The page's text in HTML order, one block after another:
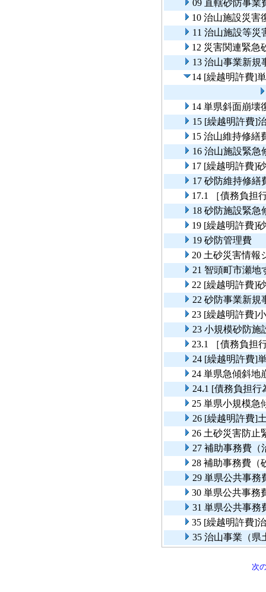
09 直轄砂防事業
10 治山施設災害
11 治山施設等災
12 災害関連緊急
13 治山事業新規
14 [繰越明許費]
14 単県斜面崩壊
15 [繰越明許費]
15 治山維持修繕
16 治山施設緊急
17 [繰越明許費]
17 砂防維持修繕
17.1 ［債務負担
18 砂防施設緊急
19 [繰越明許費]
19 砂防管理費
20 土砂災害情報
21 智頭町市瀬地
22 [繰越明許費]
22 砂防事業新規
23 [繰越明許費]
23 小規模砂防施
23.1 ［債務負担
24 [繰越明許費]
24 単県急傾斜地
24.1 [債務負担
25 単県小規模急
26 [繰越明許費]
26 土砂災害防止
27 補助事務費（
28 補助事務費（
29 単県公共事務
30 単県公共事務
31 単県公共事務
35 [繰越明許費]
35 治山事業（県
次